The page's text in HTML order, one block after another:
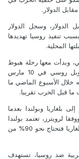
الدولار.
وسجل الدولار
قبل أيام، بسبب تنفيذ روسيا تهديدها
المحلية.
وبدأت معها رحلة هبوط
الروبل، حتى وصل الدولار إلى مستوى 135.8 روبل روسي في 10 مارس
خلال الأسبوع الماضي ما
بلغاريا وبولندا بعدما
لرويترز، تعتمد بولندا
على الغاز الروسي لتلبية 50% من احتياجاتها، أما بلغاريا فتحتاج نحو 90% من
ضد روسيا، تستهدف